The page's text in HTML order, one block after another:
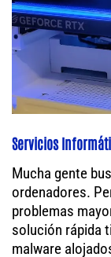
Servicios
Mucha gente
ordenadores.
problemas
solución rápida
malware